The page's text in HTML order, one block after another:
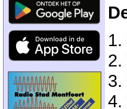
2.
3.
4.